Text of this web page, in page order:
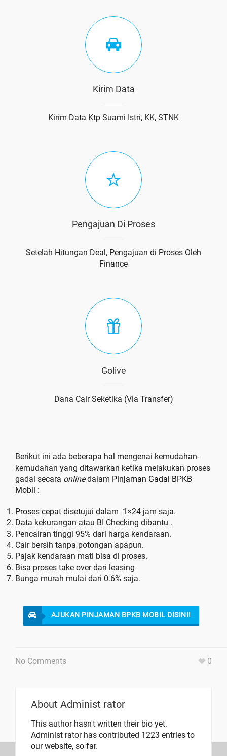
Kirim Data
Kirim Data Ktp Suami Istri, KK, STNK
Pengajuan Di Proses
Setelah Hitungan Deal, Pengajuan di Proses Oleh
Finance
Golive
Dana Cair Seketika (Via Transfer)
Berikut ini ada beberapa hal mengenai kemudahan-
kemudahan yang ditawarkan ketika melakukan proses
gadai secara onlinedalam Pinjaman Gadai BPKB
Mobil :
Proses cepat disetujui dalam 1×24 jam saja.
Data kekurangan atau BI Checking dibantu .
Pencairan tinggi 95% dari harga kendaraan.
Cair bersih tanpa potongan apapun.
Pajak kendaraan mati bisa di proses.
Bisa proses take over dari leasing
Bunga murah mulai dari 0.6% saja.
AJUKAN PINJAMAN BPKB MOBIL DISINI!
No Comments 0
About Administ rator
This author hasn't written their bio yet.
Administ ratorhas contributed 1223 entries to
our website, so far.